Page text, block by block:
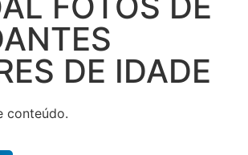
DE IDADE
conteúdo.